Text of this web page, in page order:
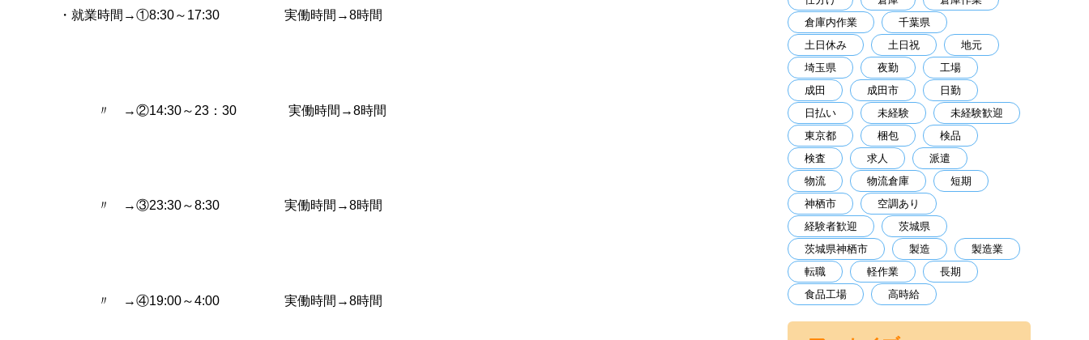
・就業時間→①8:30～17:30 実働時間→8時間
〃 →②14:30～23：30 実働時間→8時間
〃 →③23:30～8:30 実働時間→8時間
〃 →④19:00～4:00 実働時間→8時間
倉庫内作業
千葉県
土日休み
土日祝
地元
埼玉県
夜勤
工場
成田
成田市
日勤
日払い
未経験
未経験歓迎
東京都
梱包
検品
検査
求人
派遣
物流
物流倉庫
短期
神栖市
空調あり
経験者歓迎
茨城県
茨城県神栖市
製造
製造業
転職
軽作業
長期
食品工場
高時給